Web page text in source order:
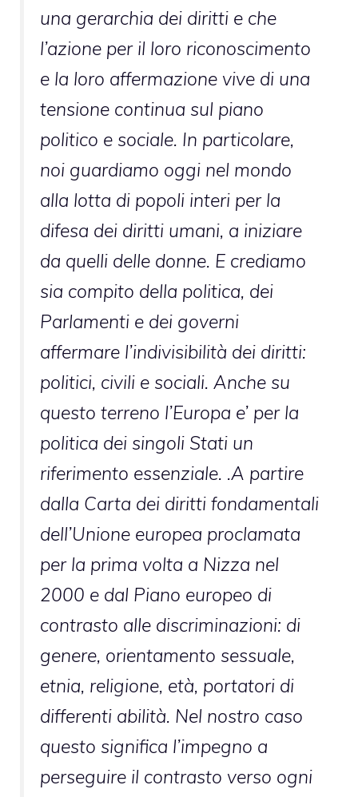
una gerarchia dei diritti e che
l’azione per il loro riconoscimento
e la loro affermazione vive di una
tensione continua sul piano
politico e sociale. In particolare,
noi guardiamo oggi nel mondo
alla lotta di popoli interi per la
difesa dei diritti umani, a iniziare
da quelli delle donne. E crediamo
sia compito della politica, dei
Parlamenti e dei governi
affermare l’indivisibilità dei diritti:
politici, civili e sociali. Anche su
questo terreno l’Europa e’ per la
politica dei singoli Stati un
riferimento essenziale. .A partire
dalla Carta dei diritti fondamentali
dell’Unione europea proclamata
per la prima volta a Nizza nel
2000 e dal Piano europeo di
contrasto alle discriminazioni: di
genere, orientamento sessuale,
etnia, religione, età, portatori di
differenti abilità. Nel nostro caso
questo significa l’impegno a
perseguire il contrasto verso ogni